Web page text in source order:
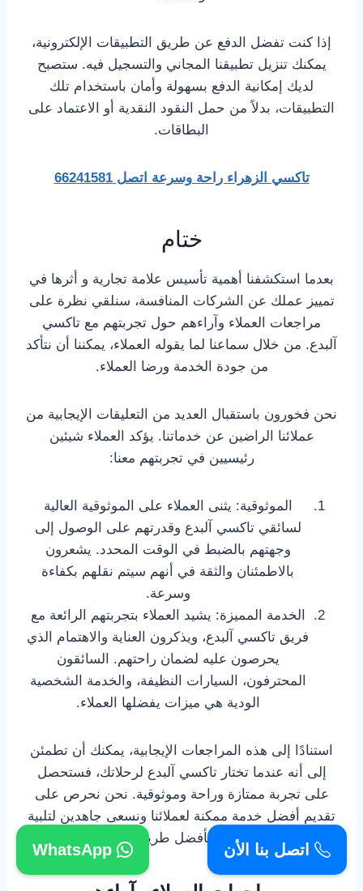
إذا كنت تفضل الدفع عن طريق التطبيقات الإلكترونية،
يمكنك تنزيل تطبيقنا المجاني والتسجيل فيه. ستصبح
لديك إمكانية الدفع بسهولة وأمان باستخدام تلك
التطبيقات، بدلاً من حمل النقود النقدية أو الاعتماد على
البطاقات.
تاكسي الزهراء راحة وسرعة اتصل 66241581
ختام
بعدما استكشفنا أهمية تأسيس علامة تجارية و أثرها في
تمييز عملك عن الشركات المنافسة، سنلقي نظرة على
مراجعات العملاء وآراءهم حول تجربتهم مع تاكسي
آلبدع. من خلال سماعنا لما يقوله العملاء، يمكننا أن نتأكد
من جودة الخدمة ورضا العملاء.
نحن فخورون باستقبال العديد من التعليقات الإيجابية من
عملائنا الراضين عن خدماتنا. يؤكد العملاء شيئين
رئيسيين في تجربتهم معنا:
الموثوقية: يثنى العملاء على الموثوقية العالية
لسائقي تاكسي آلبدع وقدرتهم على الوصول إلى
وجهتهم بالضبط في الوقت المحدد. يشعرون
بالاطمئنان والثقة في أنهم سيتم نقلهم بكفاءة
وسرعة.
الخدمة المميزة: يشيد العملاء بتجربتهم الرائعة مع
فريق تاكسي آلبدع، ويذكرون العناية والاهتمام الذي
يحرصون عليه لضمان راحتهم. السائقون
المحترفون، السيارات النظيفة، والخدمة الشخصية
الودية هي ميزات يفضلها العملاء.
استنادًا إلى هذه المراجعات الإيجابية، يمكنك أن تطمئن
إلى أنه عندما تختار تاكسي آلبدع لرحلاتك، فستحصل
على تجربة ممتازة وراحة وموثوقية. نحن نحرص على
تقديم أفضل خدمة ممكنة لعملائنا ونسعى جاهدين لتلبية
احتياجاتهم بأفضل طريقة ممكنة.
اتصل بنا الأن